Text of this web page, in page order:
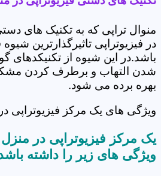
منوال تراپی که به تکنیک های
در فیزیوتراپی تاثیرگذارترین
باشد.در این شیوه از تکنیکدهای
شدن التهاب و برطرف کردن
بهره برده می شود.
ویژگی های یک مرکز
یک مرکز فیزیوتراپی در
ویژگی های زیر را داشته